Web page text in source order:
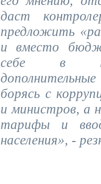
даст
предложить
и вместо
себе в
борясь с
и министров, а
тарифы и
населения», -